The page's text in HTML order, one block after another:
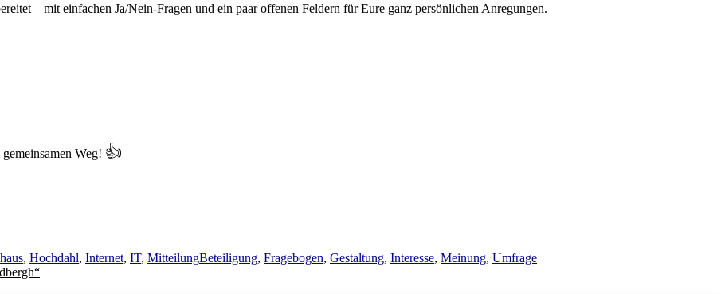
– mit einfachen Ja/Nein-Fragen und ein paar offenen Feldern für Eure ganz persönlichen Anregungen.
Weg! 👍
, Hochdahl, Internet, IT, MitteilungSchlagwörter
Beteiligung, Fragebogen, Gestaltung, Interesse, Meinung, Umfrage